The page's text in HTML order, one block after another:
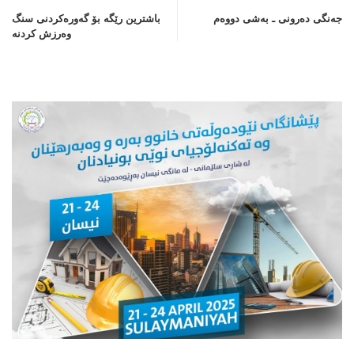
جەنگی دەرونی ـ بەشی دووەم
باشترین رێگه‌ بۆ گه‌وره‌كردنی سنگ
وه‌رزش كردنه‌